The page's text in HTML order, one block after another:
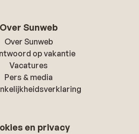
Over Sunweb
Over Sunweb
op vakantie
Vacatures
Pers & media
en privacy